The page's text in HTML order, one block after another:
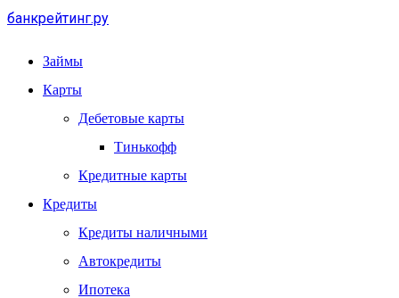
банкрейтинг.ру
Займы
Карты
Дебетовые карты
Тинькофф
Кредитные карты
Кредиты
Кредиты наличными
Автокредиты
Ипотека